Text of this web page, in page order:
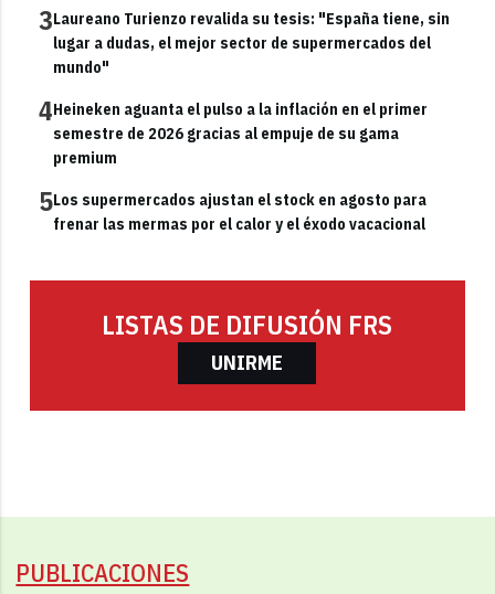
3Laureano Turienzo revalida su tesis: "España tiene, sin
lugar a dudas, el mejor sector de supermercados del
mundo"
4Heineken aguanta el pulso a la inflación en el primer
semestre de 2026 gracias al empuje de su gama
premium
5Los supermercados ajustan el stock en agosto para
frenar las mermas por el calor y el éxodo vacacional
LISTAS DE DIFUSIÓN FRS
UNIRME
PUBLICACIONES